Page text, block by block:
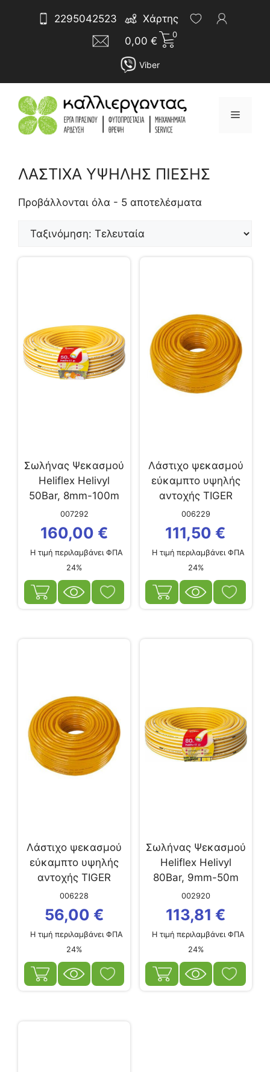
2295042523
Χάρτης
0,00 €
0
Viber
Μενού
ΛΑΣΤΙΧΑ ΥΨΗΛΗΣ ΠΙΕΣΗΣ
Προβάλλονται όλα - 5 αποτελέσματα
Sorted
latest
Σωλήνας Ψεκασμού
Heliflex Helivyl
50Bar, 8mm-100m
007292
160,00 €
Η τιμή περιλαμβάνει ΦΠΑ
24%
Λάστιχο ψεκασμού
εύκαμπτο υψηλής
αντοχής TIGER
8,5mm –...
006229
111,50 €
Η τιμή περιλαμβάνει ΦΠΑ
24%
Λάστιχο ψεκασμού
εύκαμπτο υψηλής
αντοχής TIGER
8,5mm –...
006228
56,00 €
Η τιμή περιλαμβάνει ΦΠΑ
24%
Σωλήνας Ψεκασμού
Heliflex Helivyl
80Bar, 9mm-50m
002920
113,81 €
Η τιμή περιλαμβάνει ΦΠΑ
24%